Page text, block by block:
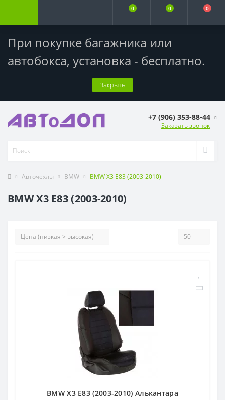
При покупке багажника или
автобокса, установка - бесплатно.
Закрыть
0 0 0
+7 (906) 353-88-44
Заказать звонок
Авточехлы BMW BMW X3 E83 (2003-2010)
BMW X3 E83 (2003-2010)
BMW X3 E83 (2003-2010) Алькантара